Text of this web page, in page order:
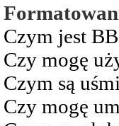
Czym jest
Czy mogę
Czym są
Czy mogę